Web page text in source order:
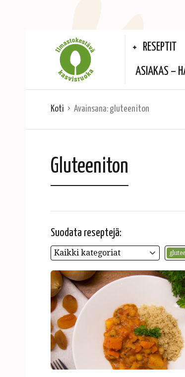
RESEPTIT
ASIAKAS –
Koti Avainsana: gluteeniton
Gluteeniton
Suodata reseptejä:
Kaikki kategoriat